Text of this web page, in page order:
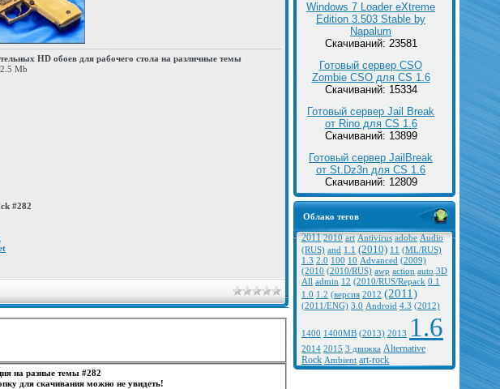
Windows 7 Loader eXtreme
Edition 3.503 Stable by
Napalum
Скачиваний: 23581
Готовый сервер CSO
Zombie CSO для CS 1.6
Скачиваний: 15334
Готовый сервер Jail Break
от Rino для CS 1.6
Скачиваний: 13899
Готовый сервер JailBreak
от St.Dz3n для CS 1.6
Скачиваний: 12809
Облако тегов
2011 2010 art Antivirus adobe Audio
(RUS) and 1.1 (2010) 11 (ML/RUS)
1.3 2.0 100 10 Advanced (2009)
(2010 (2010/RUS) awp action auto 3D
All admin 12 (2010/RUS/Repack 0.1
1.0 1.2 (версия 2012 (2011)
(2011/ENG) 3.0 Android 4.3 (2012)
1400 1400MB (2013) 2013 1.6
2014 2015 3 движка Alternative
Rock Ambient art-rock
HD обоев для рабочего стола на различные темы
Mb
#282
на разные темы #282
для скачивания можно не увидеть!